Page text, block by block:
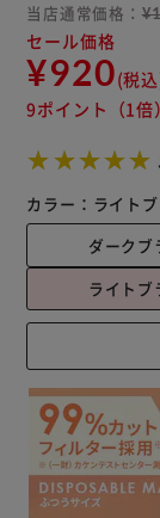
当店通常価格：
セール価格
¥920(税
9ポイント （1倍）
カラー： ライト
ダークブ
ライトブ